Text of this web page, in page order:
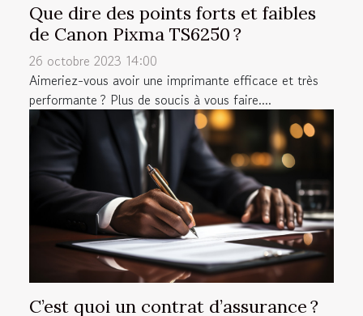
Que dire des points forts et faibles
de Canon Pixma TS6250 ?
26 octobre 2023 14:00
Aimeriez-vous avoir une imprimante efficace et très
performante ? Plus de soucis à vous faire....
C’est quoi un contrat d’assurance ?